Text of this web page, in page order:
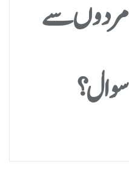
مردوں سے
سوال؟